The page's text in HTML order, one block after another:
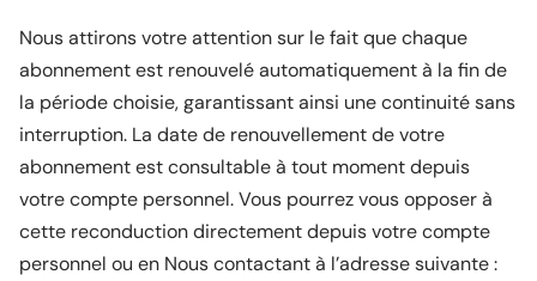
Nous attirons votre attention sur le fait que chaque
abonnement est renouvelé automatiquement à la fin de
la période choisie, garantissant ainsi une continuité sans
interruption. La date de renouvellement de votre
abonnement est consultable à tout moment depuis
votre compte personnel. Vous pourrez vous opposer à
cette reconduction directement depuis votre compte
personnel ou en Nous contactant à l’adresse suivante :